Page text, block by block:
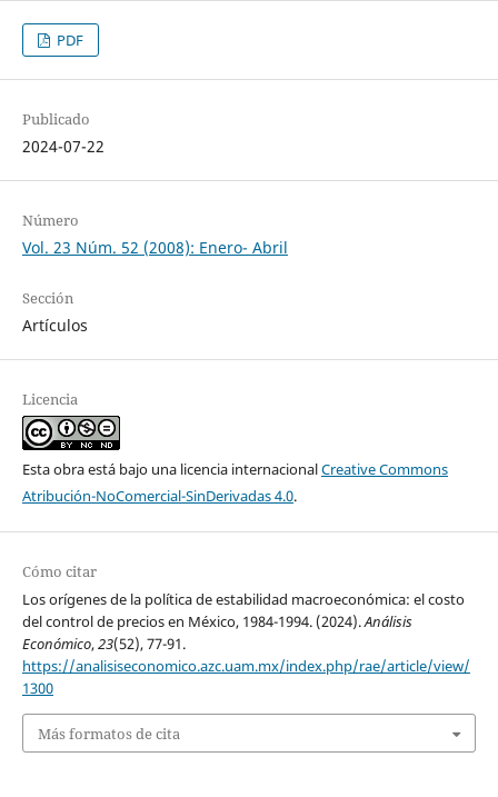
PDF
Publicado
2024-07-22
Número
Vol. 23 Núm. 52 (2008): Enero- Abril
Sección
Artículos
Licencia
Esta obra está bajo una licencia internacionalCreative Commons
Atribución-NoComercial-SinDerivadas 4.0.
Cómo citar
Los orígenes de la política de estabilidad macroeconómica: el costo
del control de precios en México, 1984-1994. (2024).Análisis
Económico,23(52), 77-91.
https://analisiseconomico.azc.uam.mx/index.php/rae/article/view/
1300
Más formatos de cita